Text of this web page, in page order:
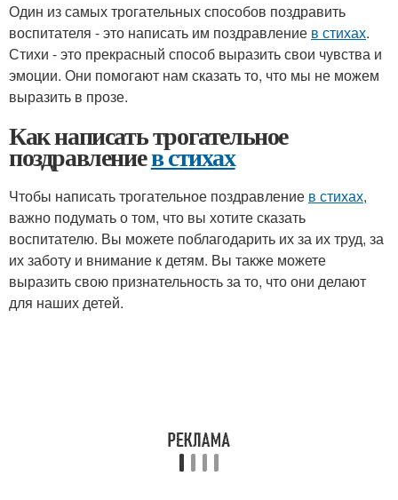
Один из самых трогательных способов поздравить
воспитателя - это написать им поздравление в стихах.
Стихи - это прекрасный способ выразить свои чувства и
эмоции. Они помогают нам сказать то, что мы не можем
выразить в прозе.
Как написать трогательное
поздравлениев стихах
Чтобы написать трогательное поздравление в стихах,
важно подумать о том, что вы хотите сказать
воспитателю. Вы можете поблагодарить их за их труд, за
их заботу и внимание к детям. Вы также можете
выразить свою признательность за то, что они делают
для наших детей.